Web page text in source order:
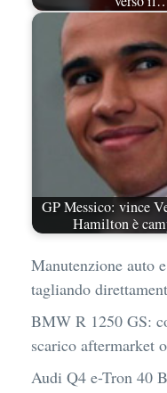
GP Messico: vince
Hamilton è
Manutenzione auto
tagliando
BMW R 1250 GS:
scarico aftermarket
Audi Q4 e-Tron 40